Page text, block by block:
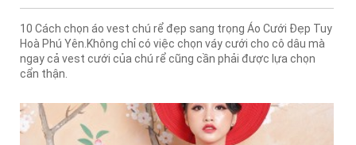
10 Cách chọn áo vest chú rể đẹp sang trọng Áo Cưới Đẹp Tuy
Hoà Phú Yên.Không chỉ có việc chọn váy cưới cho cô dâu mà
ngay cả vest cưới của chú rể cũng cần phải được lựa chọn
cẩn thận.